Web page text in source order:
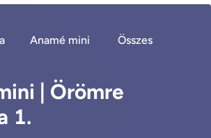
Anamé mini
Összes
| Örömre
1.